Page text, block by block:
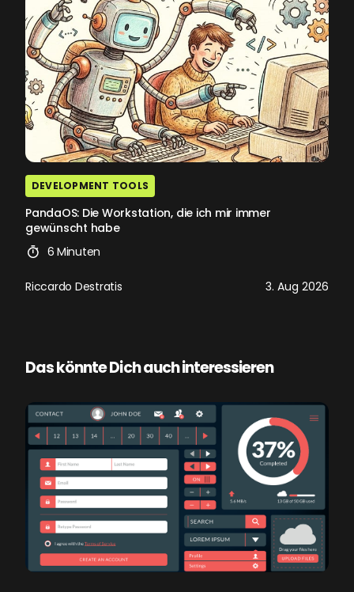
DEVELOPMENT TOOLS
PandaOS: Die Workstation, die ich mir immer
gewünscht habe
6 Minuten
Riccardo Destratis 3. Aug 2026
Das könnte Dich auch interessieren